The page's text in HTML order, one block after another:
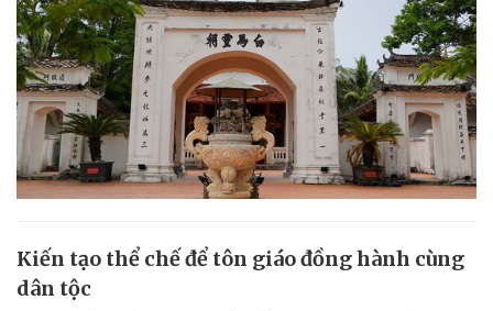
Kiến tạo thể chế để tôn giáo đồng hành cùng
dân tộc